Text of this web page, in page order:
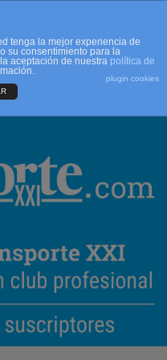
tenga la mejor experiencia de
su consentimiento para la
aceptación de nuestra política de
plugin cookies